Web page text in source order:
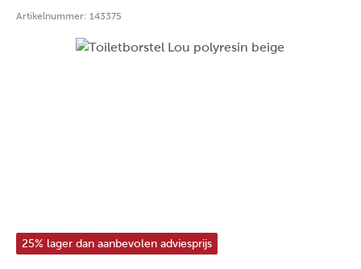
Artikelnummer: 143375
25% lager dan aanbevolen adviesprijs